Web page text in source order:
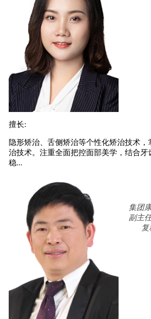
擅长:
隐形矫治、舌侧矫治等个性化矫治技术，
治技术。注重全面把控面部美学，结合牙
稳...
集团
副主